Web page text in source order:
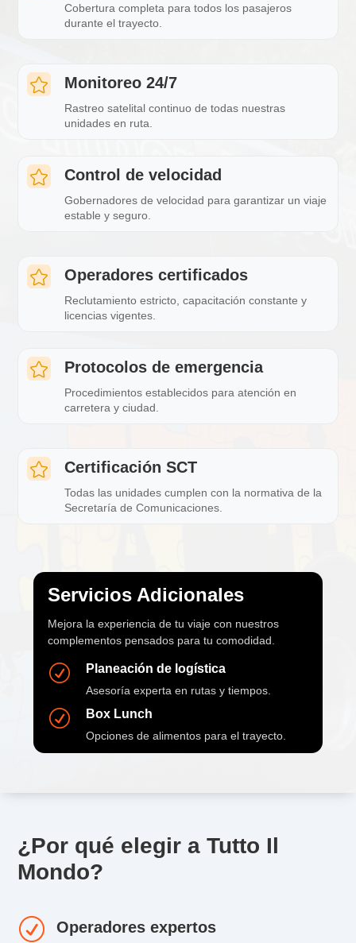
Cobertura completa para todos los pasajeros
durante el trayecto.
 Monitoreo 24/7
Rastreo satelital continuo de todas nuestras
unidades en ruta.
 Control de velocidad
Gobernadores de velocidad para garantizar un viaje
estable y seguro.
 Operadores certificados
Reclutamiento estricto, capacitación constante y
licencias vigentes.
 Protocolos de emergencia
Procedimientos establecidos para atención en
carretera y ciudad.
 Certificación SCT
Todas las unidades cumplen con la normativa de la
Secretaría de Comunicaciones.
Servicios Adicionales
Mejora la experiencia de tu viaje con nuestros
complementos pensados para tu comodidad.
R Planeación de logística
Asesoría experta en rutas y tiempos.
R Box Lunch
Opciones de alimentos para el trayecto.
¿Por qué elegir a Tutto Il
Mondo?
R Operadores expertos